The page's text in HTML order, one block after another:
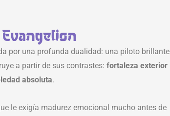
por una profunda dualidad: una piloto brillante
a partir de sus contrastes: fortaleza exterior
absoluta.
le exigía madurez emocional mucho antes de